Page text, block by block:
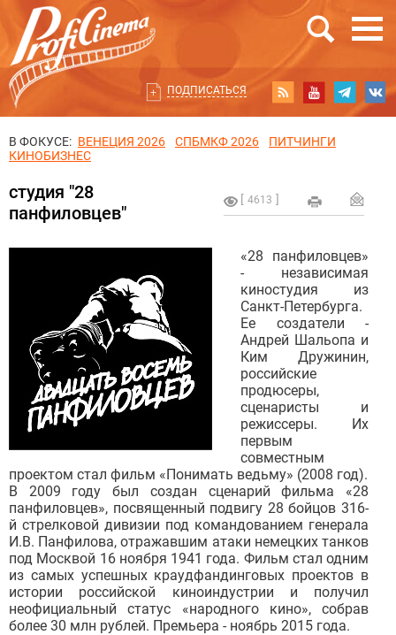
ПОДПИСАТЬСЯ
В ФОКУСЕ: ВЕНЕЦИЯ 2026 СПБМКФ 2026
ПИТЧИНГИ
КИНОБИЗНЕС
4613
студия "28
панфиловцев"
«28 панфиловцев»
- независимая
киностудия из
Санкт-Петербурга.
Ее создатели -
Андрей Шальопа и
Ким Дружинин,
российские
продюсеры,
сценаристы и
режиссеры. Их
первым
совместным
проектом стал фильм «Понимать ведьму» (2008 год).
В 2009 году был создан сценарий фильма «28
панфиловцев», посвященный подвигу 28 бойцов 316-
й стрелковой дивизии под командованием генерала
И.В. Панфилова, отражавшим атаки немецких танков
под Москвой 16 ноября 1941 года. Фильм стал одним
из самых успешных краудфандинговых проектов в
истории российской киноиндустрии и получил
неофициальный статус «народного кино», собрав
более 30 млн рублей. Премьера - ноябрь 2015 года.